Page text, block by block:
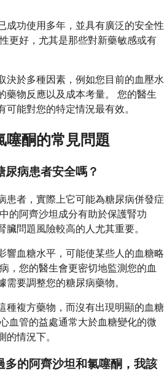
成功使用多年，並具有廣泛的安全性
更好，尤其是那些對新藥敏感或有
決於多種因素，例如您目前的血壓水
藥物反應以及成本考量。 您的醫生
能對您的特定情況最有效。
噻酮的常見問題
尿病患者安全嗎？
患者，實際上它可能為糖尿病併發症
的阿齊沙坦成分有助於保護腎功
問題風險較高的人尤其重要。
響血糖水平，可能使某些人的血糖略
，您的醫生會更密切地監測您的血
需要調整您的糖尿病藥物。
種複方藥物，而沒有出現明顯的血糖
血管的益處通常大於血糖變化的微
的情況下。
多的阿齊沙坦和氯噻酮，我該